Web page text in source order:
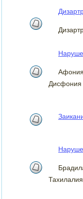
Афония
Дисфония